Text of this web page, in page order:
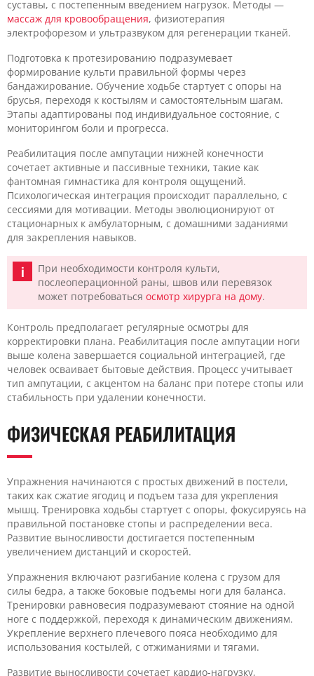
суставы, с постепенным введением нагрузок. Методы —
массаж для кровообращения, физиотерапия
электрофорезом и ультразвуком для регенерации тканей.
Подготовка к протезированию подразумевает
формирование культи правильной формы через
бандажирование. Обучение ходьбе стартует с опоры на
брусья, переходя к костылям и самостоятельным шагам.
Этапы адаптированы под индивидуальное состояние, с
мониторингом боли и прогресса.
Реабилитация после ампутации нижней конечности
сочетает активные и пассивные техники, такие как
фантомная гимнастика для контроля ощущений.
Психологическая интеграция происходит параллельно, с
сессиями для мотивации. Методы эволюционируют от
стационарных к амбулаторным, с домашними заданиями
для закрепления навыков.
При необходимости контроля культи,
послеоперационной раны, швов или перевязок
может потребоваться осмотр хирурга на дому.
Контроль предполагает регулярные осмотры для
корректировки плана. Реабилитация после ампутации ноги
выше колена завершается социальной интеграцией, где
человек осваивает бытовые действия. Процесс учитывает
тип ампутации, с акцентом на баланс при потере стопы или
стабильность при удалении конечности.
ФИЗИЧЕСКАЯ РЕАБИЛИТАЦИЯ
Упражнения начинаются с простых движений в постели,
таких как сжатие ягодиц и подъем таза для укрепления
мышц. Тренировка ходьбы стартует с опоры, фокусируясь на
правильной постановке стопы и распределении веса.
Развитие выносливости достигается постепенным
увеличением дистанций и скоростей.
Упражнения включают разгибание колена с грузом для
силы бедра, а также боковые подъемы ноги для баланса.
Тренировки равновесия подразумевают стояние на одной
ноге с поддержкой, переходя к динамическим движениям.
Укрепление верхнего плечевого пояса необходимо для
использования костылей, с отжиманиями и тягами.
Развитие выносливости сочетает кардио-нагрузку,